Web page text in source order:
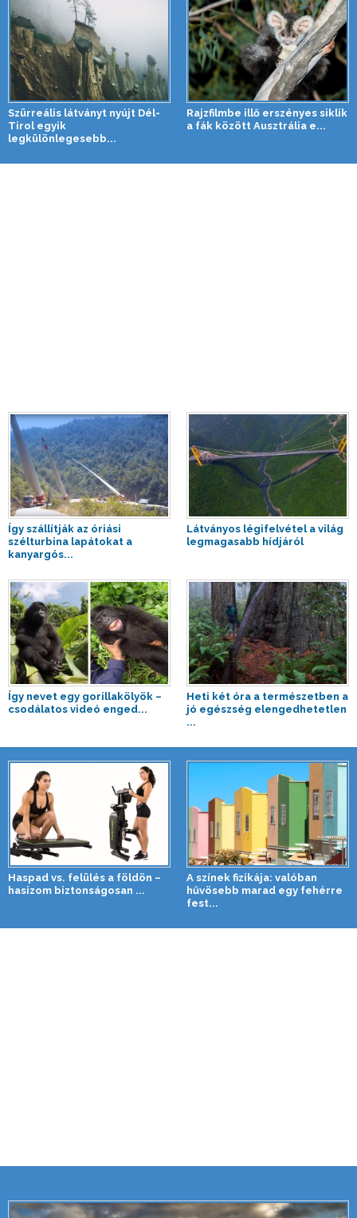
Szürreális látványt nyújt Dél-
Tirol egyik
legkülönlegesebb...
Rajzfilmbe illő erszényes siklik
a fák között Ausztrália e...
Így szállítják az óriási
szélturbina lapátokat a
kanyargós...
Látványos légifelvétel a világ
legmagasabb hídjáról
Így nevet egy gorillakölyök –
csodálatos videó enged...
Heti két óra a természetben a
jó egészség elengedhetetlen
...
Haspad vs. felülés a földön –
hasizom biztonságosan ...
A színek fizikája: valóban
hűvösebb marad egy fehérre
fest...